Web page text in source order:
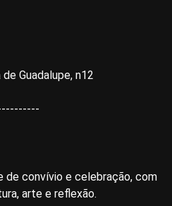
Guadalupe, n12
convívio e celebração, com
arte e reflexão.